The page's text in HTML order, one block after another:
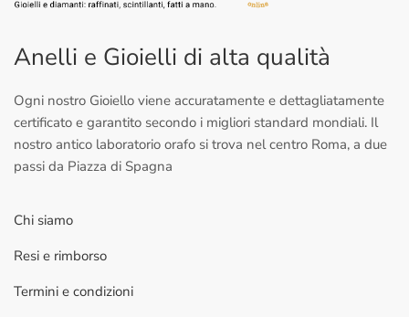
Anelli e Gioielli di alta qualità
Ogni nostro Gioiello viene accuratamente e dettagliatamente
certificato e garantito secondo i migliori standard mondiali. Il
nostro antico laboratorio orafo si trova nel centro Roma, a due
passi da Piazza di Spagna
Chi siamo
Resi e rimborso
Termini e condizioni